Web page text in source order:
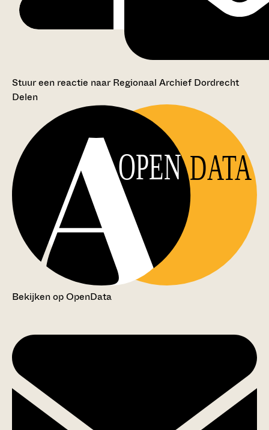
Stuur een reactie naar Regionaal Archief Dordrecht
Delen
OPEN DATA
Bekijken op OpenData